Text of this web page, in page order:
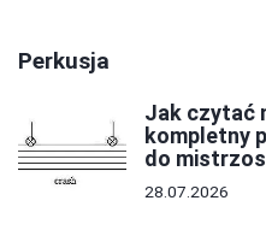
Perkusja
Jak czytać
kompletny
do
28.07.2026